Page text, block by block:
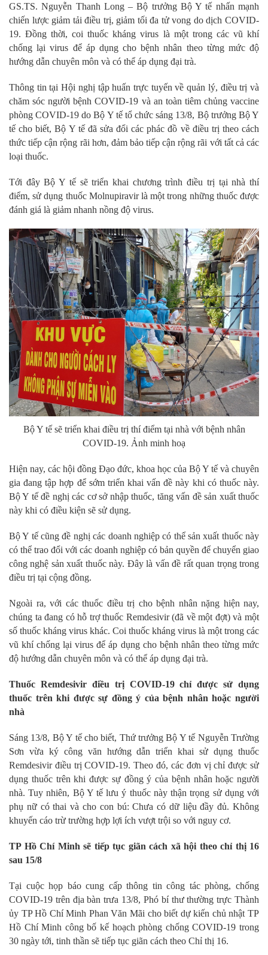
GS.TS. Nguyễn Thanh Long – Bộ trưởng Bộ Y tế nhấn mạnh
chiến lược giảm tải điều trị, giảm tối đa tử vong do dịch COVID-
19. Đồng thời, coi thuốc kháng virus là một trong các vũ khí
chống lại virus để áp dụng cho bệnh nhân theo từng mức độ
hướng dẫn chuyên môn và có thể áp dụng đại trà.
Thông tin tại Hội nghị tập huấn trực tuyến về quản lý, điều trị và
chăm sóc người bệnh COVID-19 và an toàn tiêm chủng vaccine
phòng COVID-19 do Bộ Y tế tổ chức sáng 13/8, Bộ trưởng Bộ Y
tế cho biết, Bộ Y tế đã sửa đổi các phác đồ về điều trị theo cách
thức tiếp cận rộng rãi hơn, đảm bảo tiếp cận rộng rãi với tất cả các
loại thuốc.
Tới đây Bộ Y tế sẽ triển khai chương trình điều trị tại nhà thí
điểm, sử dụng thuốc Molnupiravir là một trong những thuốc được
đánh giá là giảm nhanh nồng độ virus.
Bộ Y tế sẽ triển khai điều trị thí điểm tại nhà với bệnh nhân
COVID-19. Ảnh minh hoạ
Hiện nay, các hội đồng Đạo đức, khoa học của Bộ Y tế và chuyên
gia đang tập hợp để sớm triển khai vấn đề này khi có thuốc này.
Bộ Y tế đề nghị các cơ sở nhập thuốc, tăng vấn đề sản xuất thuốc
này khi có điều kiện sẽ sử dụng.
Bộ Y tế cũng đề nghị các doanh nghiệp có thể sản xuất thuốc này
có thể trao đổi với các doanh nghiệp có bản quyền để chuyển giao
công nghệ sản xuất thuốc này. Đây là vấn đề rất quan trọng trong
điều trị tại cộng đồng.
Ngoài ra, với các thuốc điều trị cho bệnh nhân nặng hiện nay,
chúng ta đang có hỗ trợ thuốc Remdesivir (đã về một đợt) và một
số thuốc kháng virus khác. Coi thuốc kháng virus là một trong các
vũ khí chống lại virus để áp dụng cho bệnh nhân theo từng mức
độ hướng dẫn chuyên môn và có thể áp dụng đại trà.
Thuốc Remdesivir điều trị COVID-19 chỉ được sử dụng
thuốc trên khi được sự đồng ý của bệnh nhân hoặc người
nhà
Sáng 13/8, Bộ Y tế cho biết, Thứ trưởng Bộ Y tế Nguyễn Trường
Sơn vừa ký công văn hướng dẫn triển khai sử dụng thuốc
Remdesivir điều trị COVID-19. Theo đó, các đơn vị chỉ được sử
dụng thuốc trên khi được sự đồng ý của bệnh nhân hoặc người
nhà. Tuy nhiên, Bộ Y tế lưu ý thuốc này thận trọng sử dụng với
phụ nữ có thai và cho con bú: Chưa có dữ liệu đầy đủ. Không
khuyến cáo trừ trường hợp lợi ích vượt trội so với nguy cơ.
TP Hồ Chí Minh sẽ tiếp tục giãn cách xã hội theo chỉ thị 16
sau 15/8
Tại cuộc họp báo cung cấp thông tin công tác phòng, chống
COVID-19 trên địa bàn trưa 13/8, Phó bí thư thường trực Thành
ủy TP Hồ Chí Minh Phan Văn Mãi cho biết dự kiến chủ nhật TP
Hồ Chí Minh công bố kế hoạch phòng chống COVID-19 trong
30 ngày tới, tinh thần sẽ tiếp tục giãn cách theo Chỉ thị 16.